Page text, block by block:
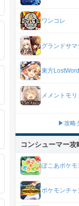
ワンコレ
グランドサ
東方LostWord
メメントモリ
▶攻略
コンシューマー
ぽこあポケモ
ポケモンチ